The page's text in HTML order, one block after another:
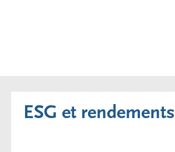
ESG et rendements